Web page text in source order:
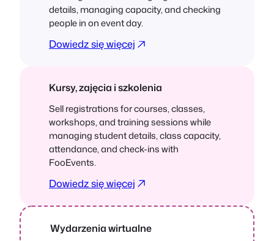
details, managing capacity, and checking
people in on event day.
Dowiedz się więcej
Kursy, zajęcia i szkolenia
Sell registrations for courses, classes,
workshops, and training sessions while
managing student details, class capacity,
attendance, and check-ins with
FooEvents.
Dowiedz się więcej
Wydarzenia wirtualne